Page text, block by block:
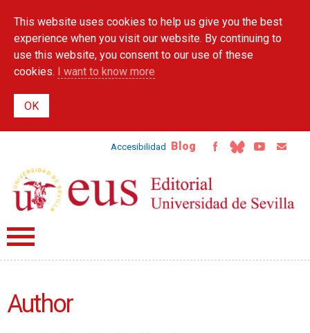
main
content
This website uses cookies to help us give you the best
experience when you visit our website. By continuing to
use this website, you consent to our use of these
cookies. I want to know more
Accesibilidad Blog
Author